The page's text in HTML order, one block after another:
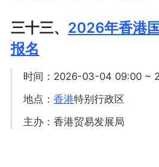
三十三、 2026年香港
报名
时间：2026-03-04 09:00 ~
地点：香港特别行政区
主办：香港贸易发展局